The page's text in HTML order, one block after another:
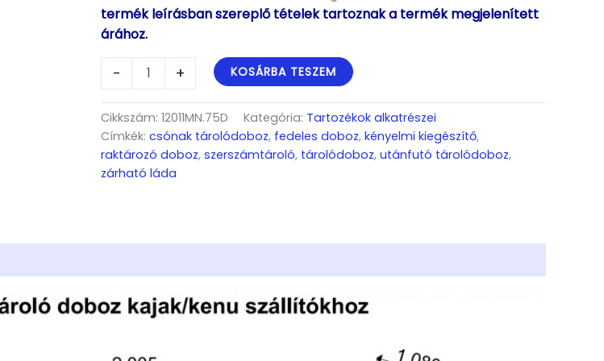
termék leírásban szereplő tételek tartoznak a termék megjelenített
árához.
-
szállítókhoz
mennyiség
+ KOSÁRBA TESZEM
Cikkszám: 12011MN.75D Kategória: Tartozékok alkatrészei
Címkék: csónak tárolódoboz, fedeles doboz, kényelmi kiegészítő,
raktározó doboz, szerszámtároló, tárolódoboz, utánfutó tárolódoboz,
zárható láda